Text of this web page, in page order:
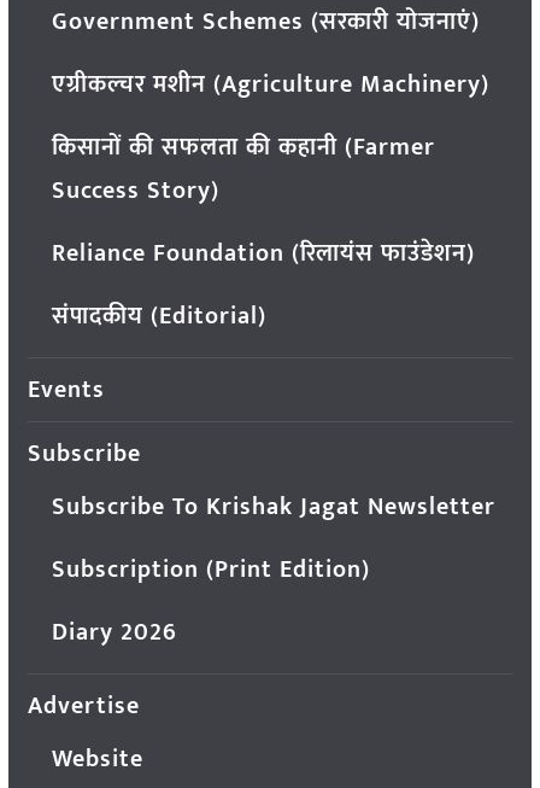
Government Schemes (सरकारी योजनाएं)
एग्रीकल्चर मशीन (Agriculture Machinery)
किसानों की सफलता की कहानी (Farmer
Success Story)
Reliance Foundation (रिलायंस फाउंडेशन)
संपादकीय (Editorial)
Events
Subscribe
Subscribe To Krishak Jagat Newsletter
Subscription (Print Edition)
Diary 2026
Advertise
Website